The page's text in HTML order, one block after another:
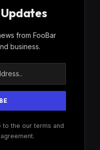
from FooBar
business.
to the our terms and